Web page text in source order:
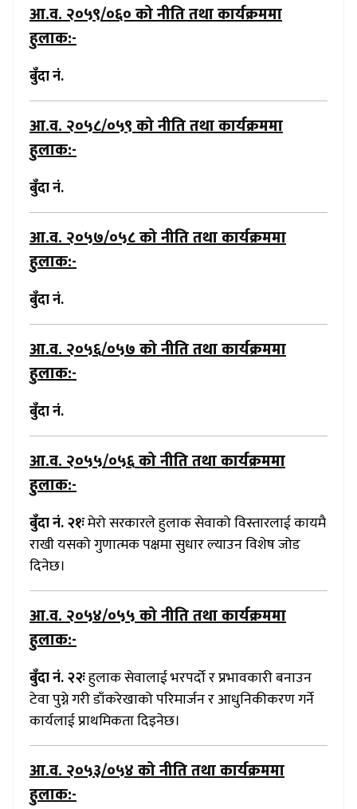
आ.व. २०५९/०६०को नीति तथा कार्यक्रममा
हुलाक:-
बुँदा नं.
आ.व. २०५८/०५९को नीति तथा कार्यक्रममा
हुलाक:-
बुँदा नं.
आ.व. २०५७/०५८को नीति तथा कार्यक्रममा
हुलाक:-
बुँदा नं.
आ.व. २०५६/०५७को नीति तथा कार्यक्रममा
हुलाक:-
बुँदा नं.
आ.व. २०५५/०५६को नीति तथा कार्यक्रममा
हुलाक:-
बुँदा नं. २१ःमेरो सरकारले हुलाक सेवाको विस्तारलाई कायमै
राखी यसको गुणात्मक पक्षमा सुधार ल्याउन विशेष जोड
दिनेछ।
आ.व. २०५४/०५५को नीति तथा कार्यक्रममा
हुलाक:-
बुँदा नं. २२ःहुलाक सेवालाई भरपर्दो र प्रभावकारी बनाउन
टेवा पुग्ने गरी डाँकरेखाको परिमार्जन र आधुनिकीकरण गर्ने
कार्यलाई प्राथमिकता दिइनेछ।
आ.व. २०५३/०५४को नीति तथा कार्यक्रममा
हुलाक:-